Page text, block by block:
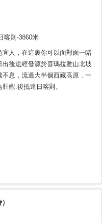
喀則-3860米
人，在這裏你可以面對面一睹
後途經發源於喜瑪拉雅山北坡
息，流過大半個西藏高原，一
觀.後抵達日喀則。